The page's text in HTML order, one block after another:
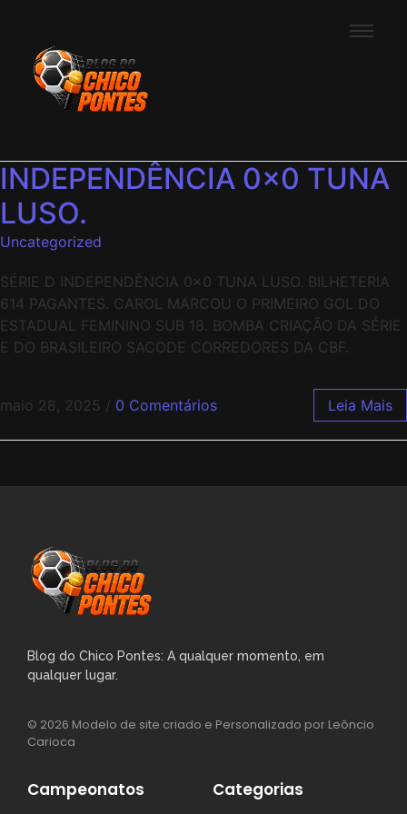
INDEPENDÊNCIA 0x0 TUNA
LUSO.
Uncategorized
SÉRIE D INDEPENDÊNCIA 0x0 TUNA LUSO. BILHETERIA
614 PAGANTES. CAROL MARCOU O PRIMEIRO GOL DO
ESTADUAL FEMININO SUB 18. BOMBA CRIAÇÃO DA SÉRIE
E DO BRASILEIRO SACODE CORREDORES DA CBF.
maio 28, 2025 / 0 Comentários Leia Mais
Blog do Chico Pontes: A qualquer momento, em
qualquer lugar.
© 2026 Modelo de site criado e Personalizado por Leôncio
Carioca
Campeonatos Categorias